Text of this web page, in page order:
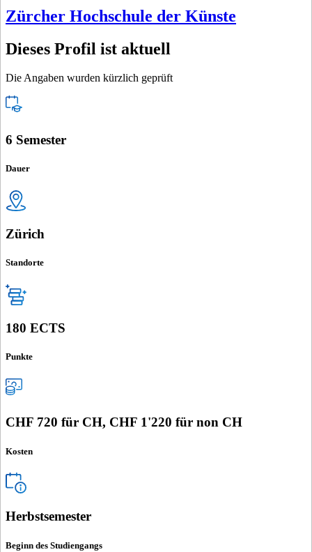
Zürcher Hochschule der Künste
Dieses Profil ist aktuell
Die Angaben wurden kürzlich geprüft
6 Semester
Dauer
Zürich
Standorte
180 ECTS
Punkte
CHF 720 für CH, CHF 1'220 für non CH
Kosten
Herbstsemester
Beginn des Studiengangs